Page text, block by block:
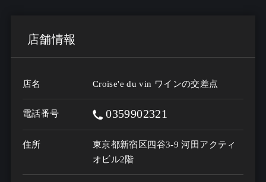
店舗情報
店名 Croise'e du vin ワインの交差点
電話番号 0359902321
住所
東京都新宿区四谷3-9 河田アクティ
オビル2階